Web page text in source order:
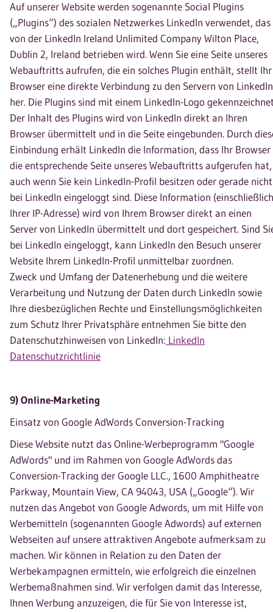
Auf unserer Website werden sogenannte Social Plugins
(„Plugins“) des sozialen Netzwerkes LinkedIn verwendet, das
von der LinkedIn Ireland Unlimited Company Wilton Place,
Dublin 2, Ireland betrieben wird. Wenn Sie eine Seite unseres
Webauftritts aufrufen, die ein solches Plugin enthält, stellt Ihr
Browser eine direkte Verbindung zu den Servern von LinkedIn
her. Die Plugins sind mit einem LinkedIn-Logo
Der Inhalt des Plugins wird von LinkedIn direkt an Ihren
Browser übermittelt und in die Seite eingebunden. Durch
Einbindung erhält LinkedIn die Information, dass Ihr Browser
die entsprechende Seite unseres Webauftritts aufgerufen hat,
auch wenn Sie kein LinkedIn-Profil besitzen oder gerade nicht
bei LinkedIn eingeloggt sind. Diese Information (einschließlich
Ihrer IP-Adresse) wird von Ihrem Browser direkt an einen
Server von LinkedIn übermittelt und dort gespeichert. Sind
bei LinkedIn eingeloggt, kann LinkedIn den Besuch unserer
Website Ihrem LinkedIn-Profil unmittelbar zuordnen.
Zweck und Umfang der Datenerhebung und die weitere
Verarbeitung und Nutzung der Daten durch LinkedIn sowie
Ihre diesbezüglichen Rechte und Einstellungsmöglichkeiten
zum Schutz Ihrer Privatsphäre entnehmen Sie bitte den
Datenschutzhinweisen von LinkedIn: LinkedIn
Datenschutzrichtlinie
9) Online-Marketing
Einsatz von Google AdWords Conversion-Tracking
Diese Website nutzt das Online-Werbeprogramm "Google
AdWords" und im Rahmen von Google AdWords das
Conversion-Tracking der Google LLC., 1600 Amphitheatre
Parkway, Mountain View, CA 94043, USA („Google“). Wir
nutzen das Angebot von Google Adwords, um mit Hilfe von
Werbemitteln (sogenannten Google Adwords) auf externen
Webseiten auf unsere attraktiven Angebote aufmerksam zu
machen. Wir können in Relation zu den Daten der
Werbekampagnen ermitteln, wie erfolgreich die einzelnen
Werbemaßnahmen sind. Wir verfolgen damit das Interesse,
Ihnen Werbung anzuzeigen, die für Sie von Interesse ist,